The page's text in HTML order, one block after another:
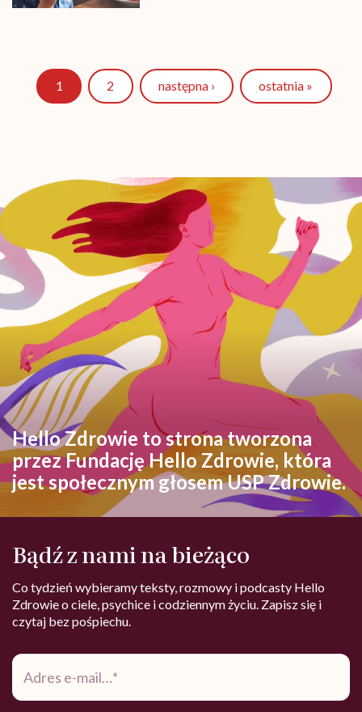
1 Strona
2 następna › ostatnia »
Hello Zdrowie to strona tworzona
przez Fundację Hello Zdrowie, która
jest społecznym głosem USP Zdrowie.
Bądź z nami na bieżąco
Co tydzień wybieramy teksty, rozmowy i podcasty Hello
Zdrowie o ciele, psychice i codziennym życiu. Zapisz się i
czytaj bez pośpiechu.
Adres
mail*